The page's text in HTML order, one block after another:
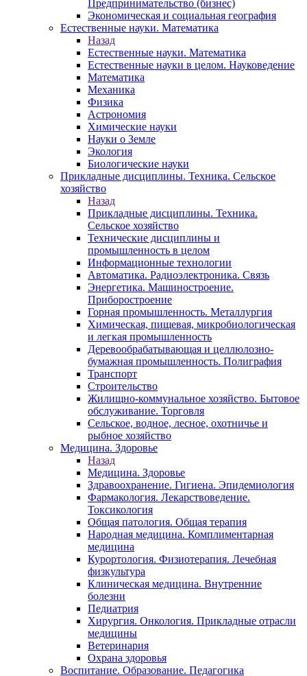
Предпринимательство (бизнес)
Экономическая и социальная география
Естественные науки. Математика
Назад
Естественные науки. Математика
Естественные науки в целом. Науковедение
Математика
Механика
Физика
Астрономия
Химические науки
Науки о Земле
Экология
Биологические науки
Прикладные дисциплины. Техника. Сельское
хозяйство
Назад
Прикладные дисциплины. Техника.
Сельское хозяйство
Технические дисциплины и
промышленность в целом
Информационные технологии
Автоматика. Радиоэлектроника. Связь
Энергетика. Машиностроение.
Приборостроение
Горная промышленность. Металлургия
Химическая, пищевая, микробиологическая
и легкая промышленность
Деревообрабатывающая и целлюлозно-
бумажная промышленность. Полиграфия
Транспорт
Строительство
Жилищно-коммунальное хозяйство. Бытовое
обслуживание. Торговля
Сельское, водное, лесное, охотничье и
рыбное хозяйство
Медицина. Здоровье
Назад
Медицина. Здоровье
Здравоохранение. Гигиена. Эпидемиология
Фармакология. Лекарствоведение.
Токсикология
Общая патология. Общая терапия
Народная медицина. Комплиментарная
медицина
Курортология. Физиотерапия. Лечебная
физкультура
Клиническая медицина. Внутренние
болезни
Педиатрия
Хирургия. Онкология. Прикладные отрасли
медицины
Ветеринария
Охрана здоровья
Воспитание. Образование. Педагогика